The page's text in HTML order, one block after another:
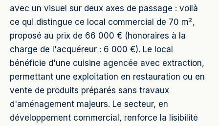
avec un visuel sur deux axes de passage : voilà
ce qui distingue ce local commercial de 70 m²,
proposé au prix de 66 000 € (honoraires à la
charge de l'acquéreur : 6 000 €). Le local
bénéficie d'une cuisine agencée avec extraction,
permettant une exploitation en restauration ou en
vente de produits préparés sans travaux
d'aménagement majeurs. Le secteur, en
développement commercial, renforce la lisibilité